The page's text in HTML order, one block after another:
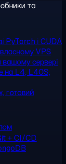
та
PyTorch і CUDA
VPS
сервері
на L4, L40S,
готовий
+ CI/CD